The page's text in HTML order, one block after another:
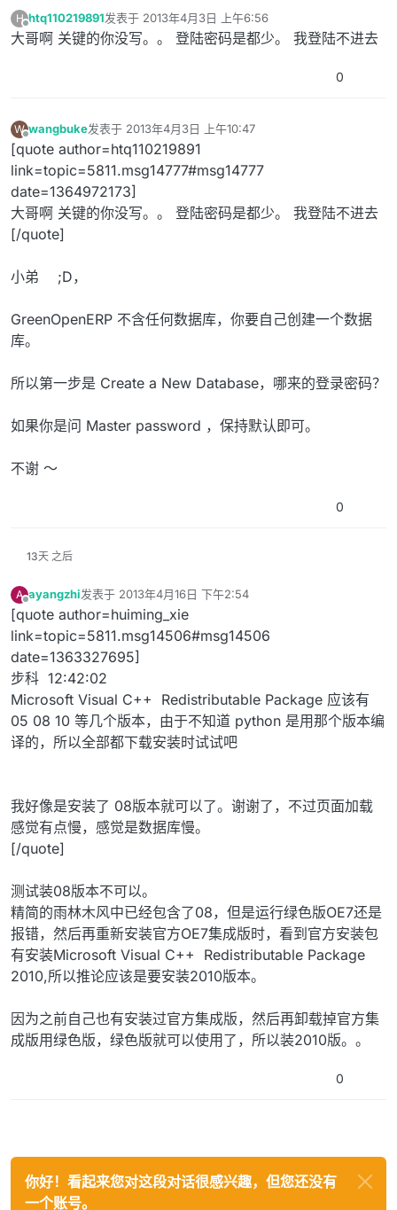
H
离线
htq110219891发表于 2013年4月3日 上午6:56
最后由 编辑
大哥啊 关键的你没写。。 登陆密码是都少。 我登陆不进去
0
W
离线
wangbuke发表于 2013年4月3日 上午10:47
最后由 编辑
[quote author=htq110219891
link=topic=5811.msg14777#msg14777
date=1364972173]
大哥啊 关键的你没写。。 登陆密码是都少。 我登陆不进去
[/quote]
小弟 ;D，
GreenOpenERP 不含任何数据库，你要自己创建一个数据
库。
所以第一步是 Create a New Database，哪来的登录密码？
如果你是问 Master password ，保持默认即可。
不谢 ～
0
13天 之后
A
离线
ayangzhi发表于 2013年4月16日 下午2:54
最后由 编辑
[quote author=huiming_xie
link=topic=5811.msg14506#msg14506
date=1363327695]
步科 12:42:02
Microsoft Visual C++ Redistributable Package 应该有
05 08 10 等几个版本，由于不知道 python 是用那个版本编
译的，所以全部都下载安装时试试吧
我好像是安装了 08版本就可以了。谢谢了，不过页面加载
感觉有点慢，感觉是数据库慢。
[/quote]
测试装08版本不可以。
精简的雨林木风中已经包含了08，但是运行绿色版OE7还是
报错，然后再重新安装官方OE7集成版时，看到官方安装包
有安装Microsoft Visual C++ Redistributable Package
2010,所以推论应该是要安装2010版本。
因为之前自己也有安装过官方集成版，然后再卸载掉官方集
成版用绿色版，绿色版就可以使用了，所以装2010版。。
0
你好！看起来您对这段对话很感兴趣，但您还没有
一个账号。